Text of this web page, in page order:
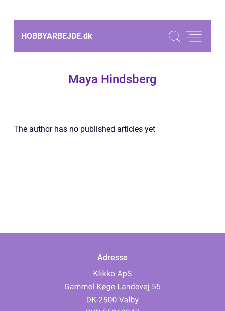
HOBBYARBEJDE.dk
Maya Hindsberg
The author has no published articles yet
Adresse